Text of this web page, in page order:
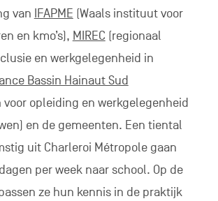
van IFAPME (Waals instituut voor
en kmo’s), MIREC (regionaal
en werkgelegenheid in
Bassin Hainaut Sud
voor opleiding en werkgelegenheid
en de gemeenten. Een tiental
uit Charleroi Métropole gaan
per week naar school. Op de
ze hun kennis in de praktijk